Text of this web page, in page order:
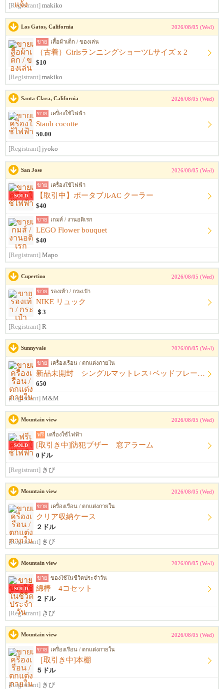
[Registrant] makiko
Los Gatos, California 2026/08/05 (Wed)
ขาย เสื้อผ้าเด็ก / ของเล่น
（古着）GirlsランニングショーツLサイズ x 2
$10
[Registrant] makiko
Santa Clara, California 2026/08/05 (Wed)
ขาย เครื่องใช้ไฟฟ้า
Staub cocotte
50.00
[Registrant] jyoko
San Jose 2026/08/05 (Wed)
SOLD
ขาย เครื่องใช้ไฟฟ้า
【取引中】ポータブルAC クーラー
$40
ขาย เกมส์ / งานอดิเรก
LEGO Flower bouquet
$40
[Registrant] Mapo
Cupertino 2026/08/05 (Wed)
ขาย รองเท้า / กระเป๋า
NIKE リュック
＄3
[Registrant] R
Sunnyvale 2026/08/05 (Wed)
ขาย เครื่องเรือน / ตกแต่งภายใน
新品未開封 シングルマットレス+ベッドフレーム+シーツ
650
[Registrant] M&M
Mountain view 2026/08/05 (Wed)
SOLD
ฟรี เครื่องใช้ไฟฟ้า
[取引き中]防犯ブザー 窓アラーム
0ドル
[Registrant] きび
Mountain view 2026/08/05 (Wed)
ขาย เครื่องเรือน / ตกแต่งภายใน
クリア収納ケース
２ドル
[Registrant] きび
Mountain view 2026/08/05 (Wed)
SOLD
ขาย ของใช้ในชีวิตประจำวัน
綿棒 4コセット
２ドル
[Registrant] きび
Mountain view 2026/08/05 (Wed)
ขาย เครื่องเรือน / ตกแต่งภายใน
［取引き中]本棚
５ドル
[Registrant] きび